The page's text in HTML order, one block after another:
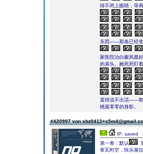
得不闭上眼睛，等
东西——那条已经
家医院治白癜风最好
的肩头。她死死盯
震得说不出话——祭
桃孤零零的身影。
#420997 von
IP: saved
第一卷：默认
拿瓦时空，快乐屋